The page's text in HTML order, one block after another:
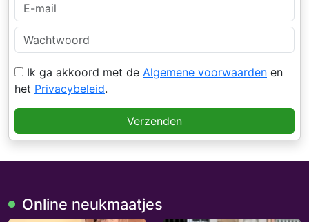
Ik ga akkoord met de Algemene voorwaarden en
het Privacybeleid.
Verzenden
Online neukmaatjes